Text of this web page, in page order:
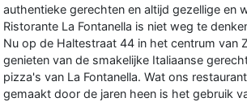
authentieke gerechten en altijd gezellige en
Ristorante La Fontanella is niet weg te
Nu op de Haltestraat 44 in het centrum van
genieten van de smakelijke Italiaanse
pizza's van La Fontanella. Wat ons
gemaakt door de jaren heen is het gebruik